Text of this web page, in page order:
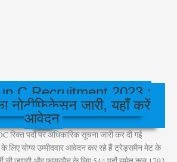
C Recruitment 2023 :
नोटीफिकेसन जारी, यहाँ करें
आवेदन
रिक्त पदों पर अधिकारिक सूचना जारी कर दी गई
लिए योग्य उम्मीदवार आवेदन कर रहे हैं ट्रेड्समैन मेट के